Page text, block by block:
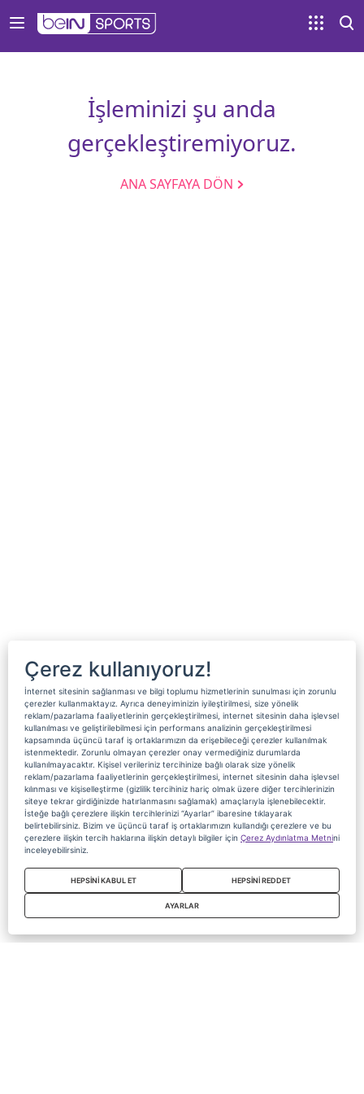
İşleminizi şu anda
gerçekleştiremiyoruz.
ANA SAYFAYA DÖN
Çerez kullanıyoruz!
İnternet sitesinin sağlanması ve bilgi toplumu hizmetlerinin sunulması için zorunlu
çerezler kullanmaktayız. Ayrıca deneyiminizin iyileştirilmesi, size yönelik
reklam/pazarlama faaliyetlerinin gerçekleştirilmesi, internet sitesinin daha işlevsel
kullanılması ve geliştirilebilmesi için performans analizinin gerçekleştirilmesi
kapsamında üçüncü taraf iş ortaklarımızın da erişebileceği çerezler kullanılmak
istenmektedir. Zorunlu olmayan çerezler onay vermediğiniz durumlarda
kullanılmayacaktır. Kişisel verileriniz tercihinize bağlı olarak size yönelik
reklam/pazarlama faaliyetlerinin gerçekleştirilmesi, internet sitesinin daha işlevsel
kılınması ve kişiselleştirme (gizlilik tercihiniz hariç olmak üzere diğer tercihlerinizin
siteye tekrar girdiğinizde hatırlanmasını sağlamak) amaçlarıyla işlenebilecektir.
İsteğe bağlı çerezlere ilişkin tercihlerinizi “Ayarlar” ibaresine tıklayarak
belirtebilirsiniz. Bizim ve üçüncü taraf iş ortaklarımızın kullandığı çerezlere ve bu
çerezlere ilişkin tercih haklarına ilişkin detaylı bilgiler için Çerez Aydınlatma Metnini
inceleyebilirsiniz.
HEPSİNİ KABUL ET HEPSİNİ REDDET
AYARLAR